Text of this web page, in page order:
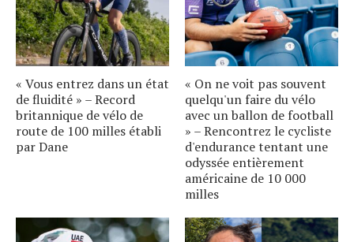
« Vous entrez dans un état
de fluidité » – Record
britannique de vélo de
route de 100 milles établi
par Dane
« On ne voit pas souvent
quelqu'un faire du vélo
avec un ballon de football
» – Rencontrez le cycliste
d'endurance tentant une
odyssée entièrement
américaine de 10 000
milles